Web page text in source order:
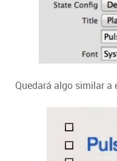
Quedará algo similar a